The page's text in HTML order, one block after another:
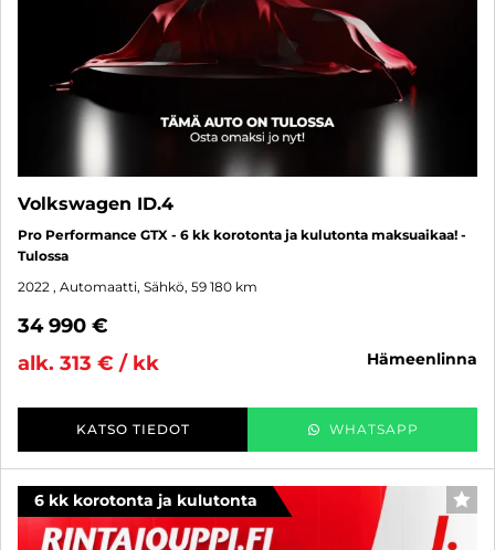
Volkswagen ID.4
Pro Performance GTX - 6 kk korotonta ja kulutonta maksuaikaa! -
Tulossa
2022 , Automaatti, Sähkö, 59 180 km
34 990 €
alk. 313 € / kk
hämeenlinna
KATSO TIEDOT WHATSAPP
6 kk korotonta ja kulutonta